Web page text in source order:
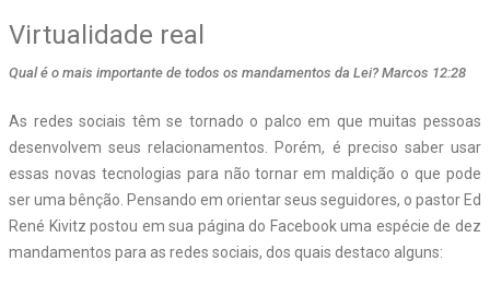
Virtualidade real
Qual é o mais importante de todos os mandamentos da Lei? Marcos 12:28
As redes sociais têm se tornado o palco em que muitas pessoas
desenvolvem seus relacionamentos. Porém, é preciso saber usar
essas novas tecnologias para não tornar em maldição o que pode
ser uma bênção. Pensando em orientar seus seguidores, o pastor Ed
René Kivitz postou em sua página do Facebook uma espécie de dez
mandamentos para as redes sociais, dos quais destaco alguns: